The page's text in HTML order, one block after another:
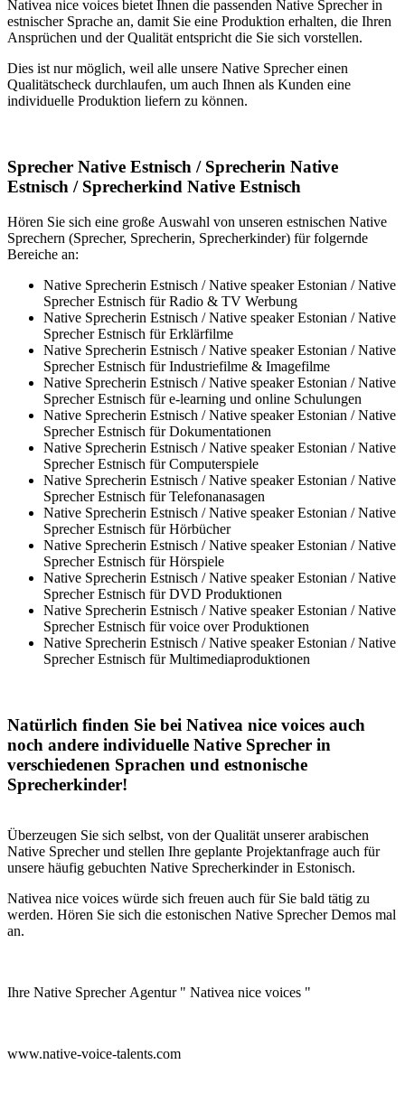
Nativea nice voices bietet Ihnen die passenden Native Sprecher in
estnischer Sprache an, damit Sie eine Produktion erhalten, die Ihren
Ansprüchen und der Qualität entspricht die Sie sich vorstellen.
Dies ist nur möglich, weil alle unsere Native Sprecher einen
Qualitätscheck durchlaufen, um auch Ihnen als Kunden eine
individuelle Produktion liefern zu können.
Sprecher Native Estnisch / Sprecherin Native
Estnisch / Sprecherkind Native Estnisch
Hören Sie sich eine große Auswahl von unseren estnischen Native
Sprechern (Sprecher, Sprecherin, Sprecherkinder) für folgernde
Bereiche an:
Native Sprecherin Estnisch / Native speaker Estonian / Native
Sprecher Estnisch für Radio & TV Werbung
Native Sprecherin Estnisch / Native speaker Estonian / Native
Sprecher Estnisch für Erklärfilme
Native Sprecherin Estnisch / Native speaker Estonian / Native
Sprecher Estnisch für Industriefilme & Imagefilme
Native Sprecherin Estnisch / Native speaker Estonian / Native
Sprecher Estnisch für e-learning und online Schulungen
Native Sprecherin Estnisch / Native speaker Estonian / Native
Sprecher Estnisch für Dokumentationen
Native Sprecherin Estnisch / Native speaker Estonian / Native
Sprecher Estnisch für Computerspiele
Native Sprecherin Estnisch / Native speaker Estonian / Native
Sprecher Estnisch für Telefonanasagen
Native Sprecherin Estnisch / Native speaker Estonian / Native
Sprecher Estnisch für Hörbücher
Native Sprecherin Estnisch / Native speaker Estonian / Native
Sprecher Estnisch für Hörspiele
Native Sprecherin Estnisch / Native speaker Estonian / Native
Sprecher Estnisch für DVD Produktionen
Native Sprecherin Estnisch / Native speaker Estonian / Native
Sprecher Estnisch für voice over Produktionen
Native Sprecherin Estnisch / Native speaker Estonian / Native
Sprecher Estnisch für Multimediaproduktionen
Natürlich finden Sie bei Nativea nice voices auch
noch andere individuelle Native Sprecher in
verschiedenen Sprachen und estnonische
Sprecherkinder!
Überzeugen Sie sich selbst, von der Qualität unserer arabischen
Native Sprecher und stellen Ihre geplante Projektanfrage auch für
unsere häufig gebuchten Native Sprecherkinder in Estonisch.
Nativea nice voices würde sich freuen auch für Sie bald tätig zu
werden. Hören Sie sich die estonischen Native Sprecher Demos mal
an.
Ihre Native Sprecher Agentur " Nativea nice voices "
www.native-voice-talents.com